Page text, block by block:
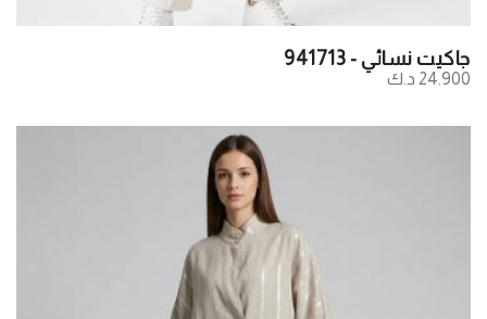
جاكيت نسائي - 941713
24.900 د.ك